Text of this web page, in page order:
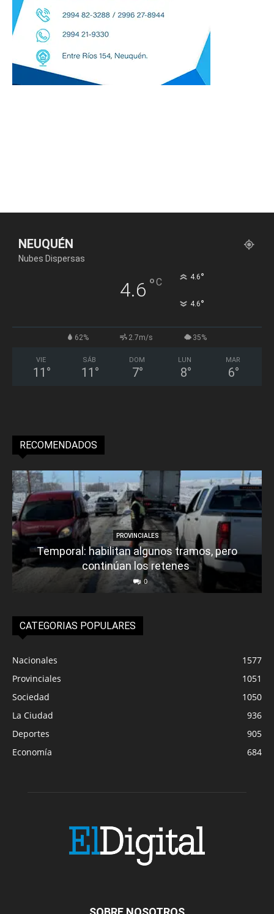
NEUQUÉN
Nubes Dispersas
4.6 °C 4.6°
4.6°
62% 2.7m/s 35%
VIE
11 °
SÁB
11 °
DOM
7°
LUN
8°
MAR
6°
RECOMENDADOS
PROVINCIALES
Temporal: habilitan algunos tramos, pero
continúan los retenes
0
CATEGORIAS POPULARES
Nacionales
1577
Provinciales
1051
Sociedad
1050
La Ciudad
936
Deportes
905
Economía
684